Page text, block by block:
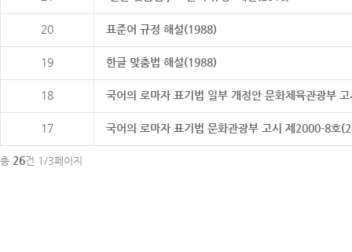
20 표준어 규정 해설(1988)
19 한글 맞춤법 해설(1988)
18 국어의 로마자 표기법 일부 개정안 문화체육관광부
17 국어의 로마자 표기법 문화관광부 고시 제2000-8호
총 26건 1/3페이지